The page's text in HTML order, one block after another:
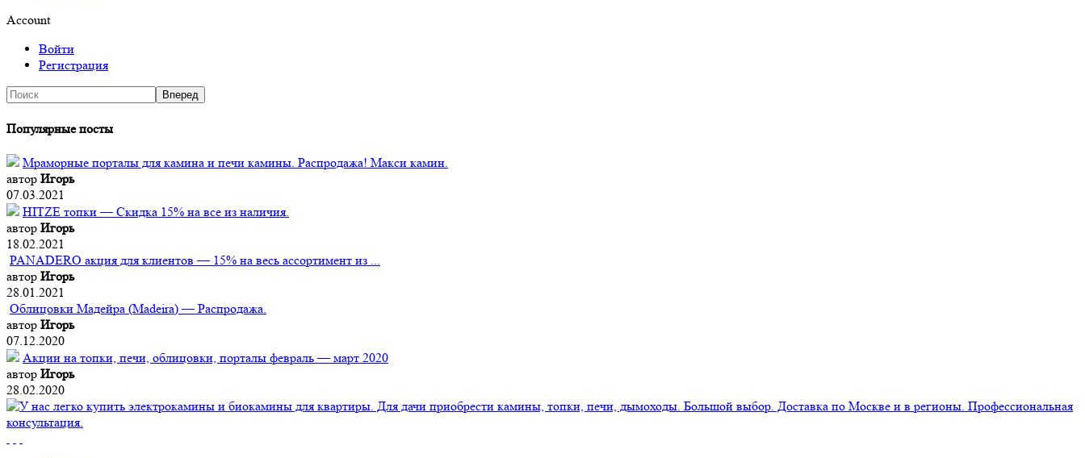
Account
Войти
Регистрация
Популярные посты
Мраморные порталы для камина и печи камины. Распродажа! Макси камин.
автор Игорь
07.03.2021
HITZE топки — Скидка 15% на все из наличия.
автор Игорь
18.02.2021
PANADERO акция для клиентов — 15% на весь ассортимент из ...
автор Игорь
28.01.2021
Облицовки Мадейра (Мadeira) — Распродажа.
автор Игорь
07.12.2020
Акции на топки, печи, облицовки, порталы февраль — март 2020
автор Игорь
28.02.2020